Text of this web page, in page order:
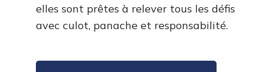
elles sont prêtes à relever tous les défis
avec culot, panache et responsabilité.